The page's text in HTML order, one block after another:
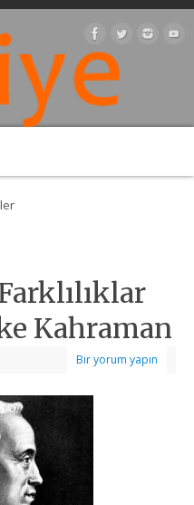
Kahraman
Bir yorum yapın